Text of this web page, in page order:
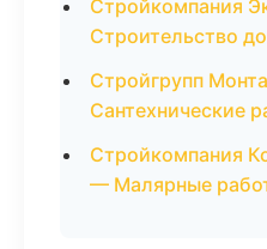
Стройкомпания
Строительство
Стройгрупп
Сантехнические
Стройкомпания
— Малярные